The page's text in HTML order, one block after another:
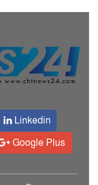
Linkedin
Google Plus